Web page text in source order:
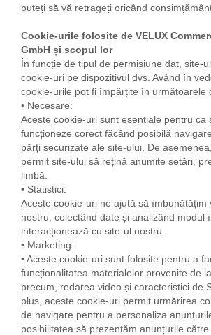
puteți să vă retrageți oricând
Cookie-urile folosite de VELUX
GmbH și scopul lor
În funcție de tipul de permisiune dat, site-
cookie-uri pe dispozitivul dvs. Având în
cookie-urile pot fi împărțite în următoarele
• Necesare:
Aceste cookie-uri sunt esențiale pentru ca
funcționeze corect făcând posibilă
părți securizate ale site-ului. De
permit site-ului să rețină anumite setări,
limbă.
• Statistici:
Aceste cookie-uri ne ajută să îmbunătățim
nostru, colectând date și analizând modul
interacționează cu site-ul nostru.
• Marketing:
• Aceste cookie-uri sunt folosite pentru a
funcționalitatea materialelor provenite de
precum, redarea video și caracteristici de
plus, aceste cookie-uri permit urmărirea
de navigare pentru a personaliza
posibilitatea să prezentăm anunțurile către